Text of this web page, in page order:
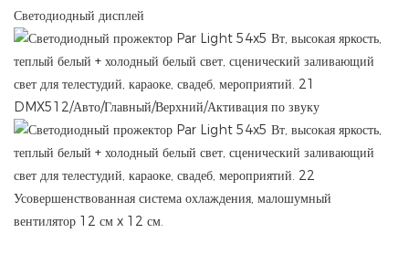
Светодиодный дисплей
DMX512/Авто/Главный/Верхний/Активация по звуку
Усовершенствованная система охлаждения, малошумный
вентилятор 12 см x 12 см.